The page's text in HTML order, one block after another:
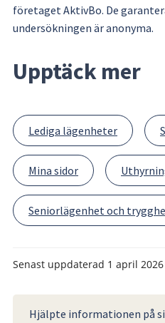
företaget AktivBo. De
undersökningen är anonyma.
Upptäck mer
Lediga lägenheter
Mina sidor
Seniorlägenhet och
Senast uppdaterad 1 april 2026
Hjälpte informationen på